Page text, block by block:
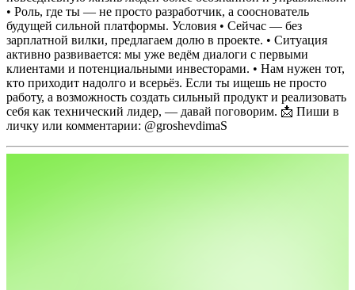
• Роль, где ты — не просто разработчик, а сооснователь
будущей сильной платформы. Условия • Сейчас — без
зарплатной вилки, предлагаем долю в проекте. • Ситуация
активно развивается: мы уже ведём диалоги с первыми
клиентами и потенциальными инвесторами. • Нам нужен тот,
кто приходит надолго и всерьёз. Если ты ищешь не просто
работу, а возможность создать сильный продукт и реализовать
себя как технический лидер, — давай поговорим. 📩 Пиши в
личку или комментарии: @groshevdimaS